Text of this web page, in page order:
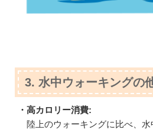
3. 水中ウォーキングの
・高カロリー消費:
陸上のウォーキングに比べ、水